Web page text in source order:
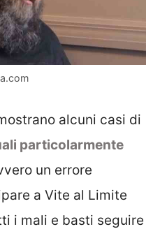
alcuni casi di
particolarmente
un errore
a Vite al Limite
i mali e basti seguire